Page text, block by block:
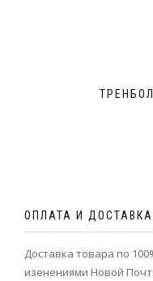
ОПЛАТА И
Доставка товара по
изенениями Новой